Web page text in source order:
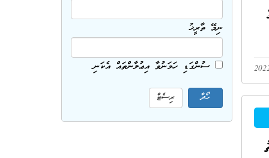
ނިމޭ ތާރީޚު
ސުންގަޑި ހަމަނުވާ އިޢުލާންތައް އެކަނި